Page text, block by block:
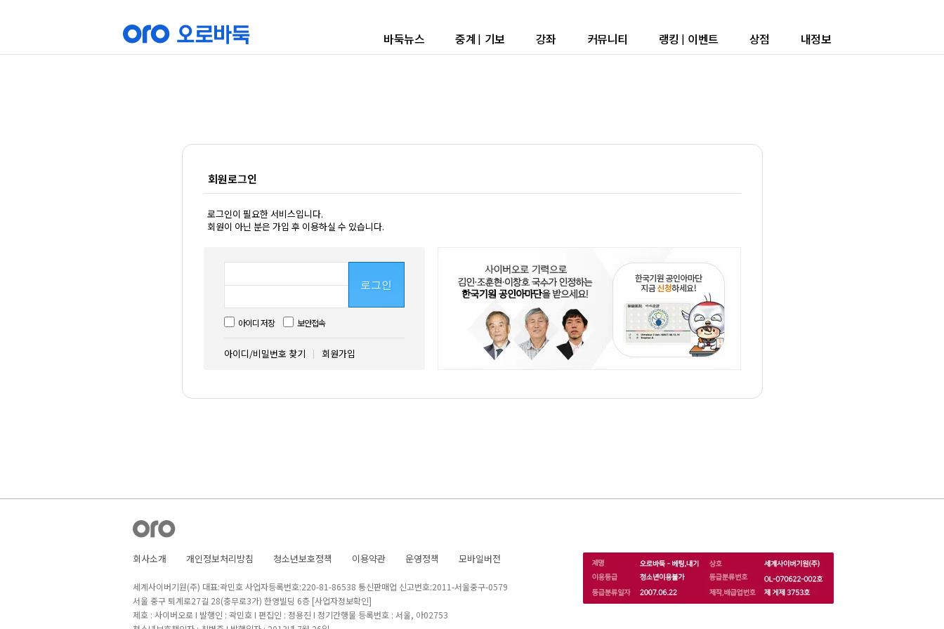
바둑뉴스 중계 | 기보 강좌 커뮤니티 랭킹 | 이벤트 상점 내정보
회원로그인
로그인이 필요한 서비스입니다.
회원이 아닌 분은 가입 후 이용하실 수 있습니다.
로그인
아이디 저장 보안접속
아이디/비밀번호 찾기 회원가입
회사소개 개인정보처리방침 청소년보호정책 이용약관 운영정책 모바일버전
세계사이버기원(주) 대표:곽민호 사업자등록번호:220-81-86538 통신판매업 신고번호:2011-서울중구-0579
서울 중구 퇴계로27길 28(충무로3가) 한영빌딩 6층 [사업자정보확인]
제호 : 사이버오로 I 발행인 : 곽민호 I 편집인 : 정용진 I 정기간행물 등록번호 : 서울, 아02753